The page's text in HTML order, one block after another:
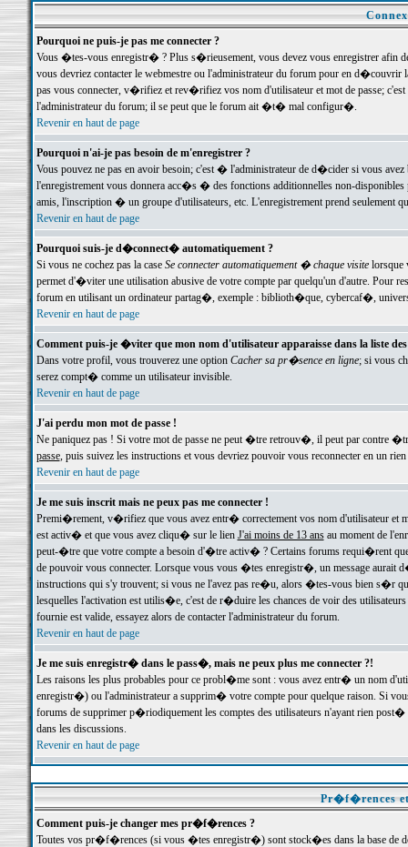
Pourquoi ne puis-je pas me connecter ?
Vous �tes-vous enregistr� ? Plus s�rieusement, vous devez vous enregistrer
vous devriez contacter le webmestre ou l'administrateur du forum pour en
pas vous connecter, v�rifiez et rev�rifiez vos nom d'utilisateur et mot de passe;
l'administrateur du forum; il se peut que le forum ait �t� mal configur�.
Revenir en haut de page
Pourquoi n'ai-je pas besoin de m'enregistrer ?
Vous pouvez ne pas en avoir besoin; c'est � l'administrateur de d�cider si vous
l'enregistrement vous donnera acc�s � des fonctions additionnelles non-
amis, l'inscription � un groupe d'utilisateurs, etc. L'enregistrement prend seulement
Revenir en haut de page
Pourquoi suis-je d�connect� automatiquement ?
Si vous ne cochez pas la case Se connecter automatiquement � chaque visitelorsque
permet d'�viter une utilisation abusive de votre compte par quelqu'un d'autre. Pour
forum en utilisant un ordinateur partag�, exemple : biblioth�que, cybercaf�,
Revenir en haut de page
Comment puis-je �viter que mon nom d'utilisateur apparaisse dans la liste
Dans votre profil, vous trouverez une option Cacher sa pr�sence en ligne; si vous
serez compt� comme un utilisateur invisible.
Revenir en haut de page
J'ai perdu mon mot de passe !
Ne paniquez pas ! Si votre mot de passe ne peut �tre retrouv�, il peut par contre
passe, puis suivez les instructions et vous devriez pouvoir vous reconnecter en un rien
Revenir en haut de page
Je me suis inscrit mais ne peux pas me connecter !
Premi�rement, v�rifiez que vous avez entr� correctement vos nom d'utilisateur
est activ� et que vous avez cliqu� sur le lien J'ai moins de 13 ansau moment de
peut-�tre que votre compte a besoin d'�tre activ� ? Certains forums requi�rent
de pouvoir vous connecter. Lorsque vous vous �tes enregistr�, un message aurait
instructions qui s'y trouvent; si vous ne l'avez pas re�u, alors �tes-vous bien s�r
lesquelles l'activation est utilis�e, c'est de r�duire les chances de voir des
fournie est valide, essayez alors de contacter l'administrateur du forum.
Revenir en haut de page
Je me suis enregistr� dans le pass�, mais ne peux plus me connecter ?!
Les raisons les plus probables pour ce probl�me sont : vous avez entr� un nom
enregistr�) ou l'administrateur a supprim� votre compte pour quelque raison. Si
forums de supprimer p�riodiquement les comptes des utilisateurs n'ayant rien
dans les discussions.
Revenir en haut de page
Pr�f�rences
Comment puis-je changer mes pr�f�rences ?
Toutes vos pr�f�rences (si vous �tes enregistr�) sont stock�es dans la base de